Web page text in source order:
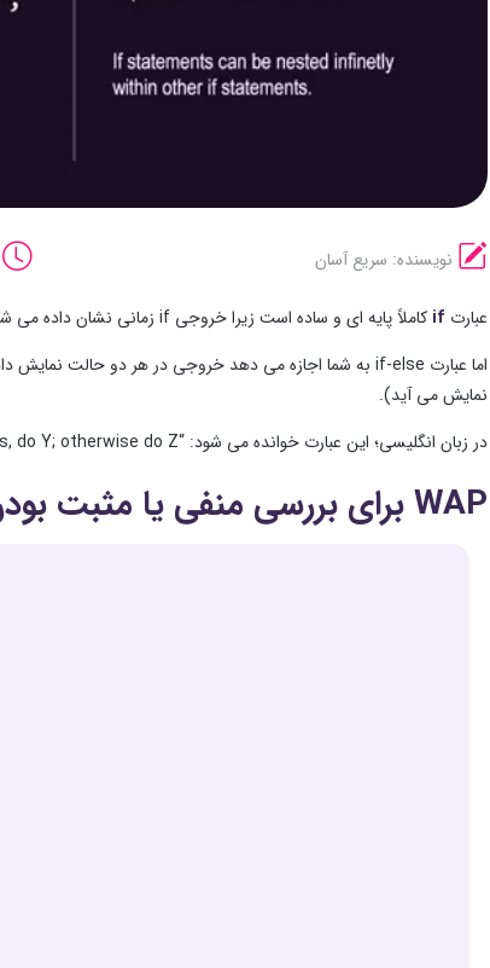
نویسنده: سریع آسان
عبارت if کاملاً پایه ای و ساده است زیرا خروجی if زمانی نشان داده می شود که شرط آن درست باشد؛ اگر شرط درست نباشد؛ چیزی به نمایش نمی آید.
نمایش می آید).
در زبان انگلیسی؛ این عبارت خوانده می شود: “if X happens, do Y; otherwise do Z” (اگر X اتفاق بیفتد، Y را انجام بده و در غیر این صورت Z را انجام بده).
WAP برای بررسی منفی یا مثبت بودن عدد ورودی داده شده